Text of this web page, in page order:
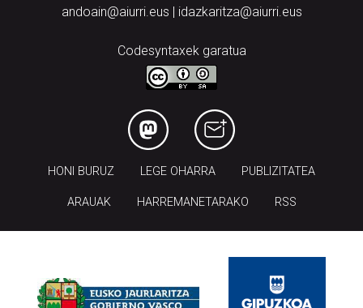
andoain@aiurri.eus | idazkaritza@aiurri.eus
Codesyntaxek garatua
HONI BURUZ LEGE OHARRA PUBLIZITATEA
ARAUAK HARREMANETARAKO RSS